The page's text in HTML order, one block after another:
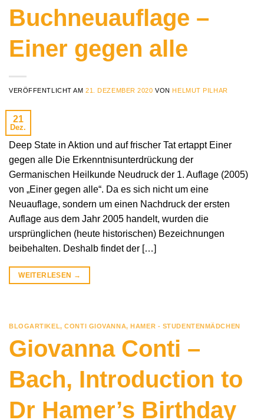
Buchneuauflage –
Einer gegen alle
VERÖFFENTLICHT AM21. DEZEMBER 2020 VON HELMUT PILHAR
21
Dez.
Deep State in Aktion und auf frischer Tat ertappt Einer
gegen alle Die Erkenntnisunterdrückung der
Germanischen Heilkunde Neudruck der 1. Auflage (2005)
von „Einer gegen alle“. Da es sich nicht um eine
Neuauflage, sondern um einen Nachdruck der ersten
Auflage aus dem Jahr 2005 handelt, wurden die
ursprünglichen (heute historischen) Bezeichnungen
beibehalten. Deshalb findet der […]
WEITERLESEN →
BLOGARTIKEL,CONTI GIOVANNA,HAMER - STUDENTENMÄDCHEN
Giovanna Conti –
Bach, Introduction to
Dr Hamer’s Birthday